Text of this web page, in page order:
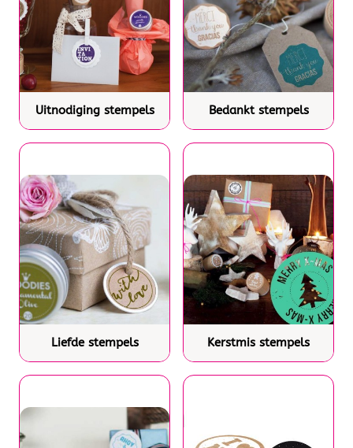
Uitnodiging stempels Bedankt stempels
Liefde stempels Kerstmis stempels